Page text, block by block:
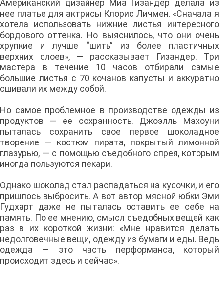
Американский дизайнер Миа Гизандер делала из
нее платье для актрисы Клорис Личмен. «Сначала я
хотела использовать нижние листья интересного
бордового оттенка. Но выяснилось, что они очень
хрупкие и лучше “шить” из более пластичных
верхних слоев», — рассказывает Гизандер. Три
мастера в течение 10 часов отбирали самые
большие листья с 70 кочанов капусты и аккуратно
сшивали их между собой.
Но самое проблемное в производстве одежды из
продуктов — ее сохранность. Джоэлль Махоуни
пыталась сохранить свое первое шоколадное
творение — костюм пирата, покрытый лимонной
глазурью, — с помощью съедобного спрея, которым
иногда пользуются пекари.
Однако шоколад стал распадаться на кусочки, и его
пришлось выбросить. А вот автор мясной юбки Эми
Гудхарт даже не пыталась оставить ее себе на
память. По ее мнению, смысл съедобных вещей как
раз в их короткой жизни: «Мне нравится делать
недолговечные вещи, одежду из бумаги и еды. Ведь
одежда — это часть перформанса, который
происходит здесь и сейчас».